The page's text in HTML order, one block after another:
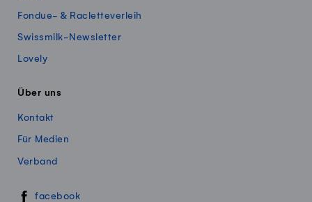
Fondue- & Racletteverleih
Swissmilk-Newsletter
Lovely
Über uns
Kontakt
Für Medien
Verband
Swissmillk auf Social Media
facebook